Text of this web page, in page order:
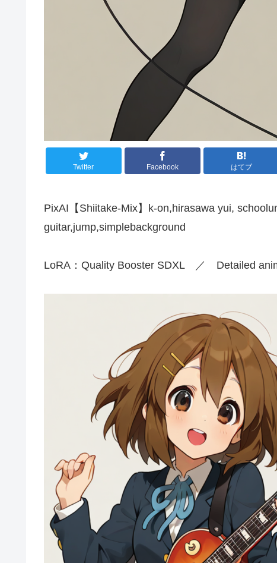
Twitter Facebook はてブ
PixAI【Shiitake-Mix】k-on,hirasawa yui,
guitar,jump,simplebackground
LoRA：Quality Booster SDXL ／ Detailed